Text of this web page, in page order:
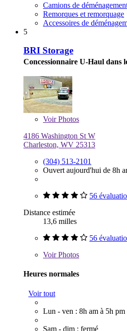
Camions de
Remorques et remorquage
Accessoires de
5
BRI Storage
Concessionnaire U-Haul dans
VoirPhotos
4186 Washington St W
Charleston, WV 25313
(304) 513-2101
Ouvert aujourd'hui de 8h
56
Distance estimée
13,6 milles
56
VoirPhotos
Heures normales
Voir tout
Lun - ven : 8h am à 5h pm
Sam - dim : fermé